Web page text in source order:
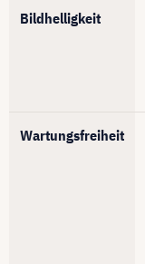
Bildhelligkeit
Wartungsfreiheit